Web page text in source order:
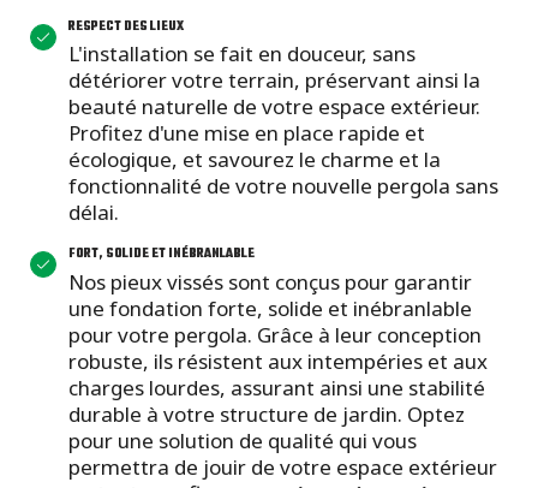
RESPECT DES LIEUX
L'installation se fait en douceur, sans
détériorer votre terrain, préservant ainsi la
beauté naturelle de votre espace extérieur.
Profitez d'une mise en place rapide et
écologique, et savourez le charme et la
fonctionnalité de votre nouvelle pergola sans
délai.
FORT, SOLIDE ET INÉBRANLABLE
Nos pieux vissés sont conçus pour garantir
une fondation forte, solide et inébranlable
pour votre pergola. Grâce à leur conception
robuste, ils résistent aux intempéries et aux
charges lourdes, assurant ainsi une stabilité
durable à votre structure de jardin. Optez
pour une solution de qualité qui vous
permettra de jouir de votre espace extérieur